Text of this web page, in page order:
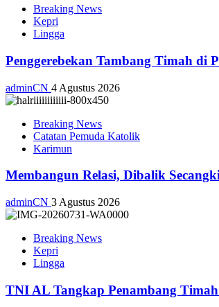
Breaking News
Kepri
Lingga
Penggerebekan Tambang Timah di
adminCN 4 Agustus 2026
Breaking News
Catatan Pemuda Katolik
Karimun
Membangun Relasi, Dibalik
adminCN 3 Agustus 2026
Breaking News
Kepri
Lingga
TNI AL Tangkap Penambang